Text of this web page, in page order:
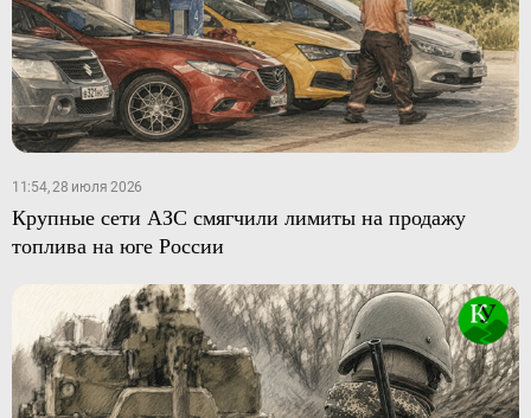
11:54, 28 июля 2026
Крупные сети АЗС смягчили лимиты на продажу
топлива на юге России